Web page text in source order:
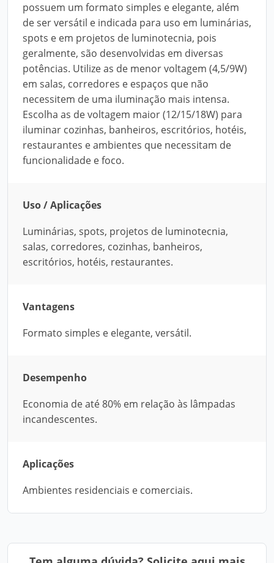
possuem um formato simples e elegante, além
de ser versátil e indicada para uso em luminárias,
spots e em projetos de luminotecnia, pois
geralmente, são desenvolvidas em diversas
potências. Utilize as de menor voltagem (4,5/9W)
em salas, corredores e espaços que não
necessitem de uma iluminação mais intensa.
Escolha as de voltagem maior (12/15/18W) para
iluminar cozinhas, banheiros, escritórios, hotéis,
restaurantes e ambientes que necessitam de
funcionalidade e foco.
Uso / Aplicações
Luminárias, spots, projetos de luminotecnia,
salas, corredores, cozinhas, banheiros,
escritórios, hotéis, restaurantes.
Vantagens
Formato simples e elegante, versátil.
Desempenho
Economia de até 80% em relação às lâmpadas
incandescentes.
Aplicações
Ambientes residenciais e comerciais.